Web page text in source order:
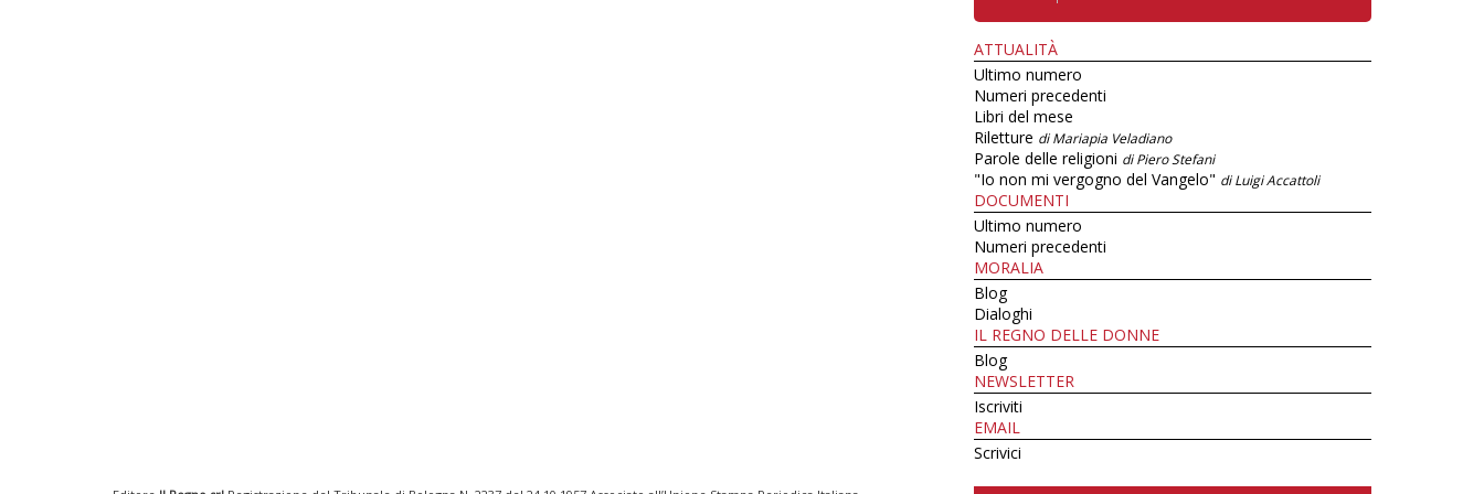
ATTUALITÀ
Ultimo numero
Numeri precedenti
Libri del mese
Riletture di Mariapia Veladiano
Parole delle religioni di Piero Stefani
"Io non mi vergogno del Vangelo" di Luigi Accattoli
DOCUMENTI
Ultimo numero
Numeri precedenti
MORALIA
Blog
Dialoghi
IL REGNO DELLE DONNE
Blog
NEWSLETTER
Iscriviti
EMAIL
Scrivici